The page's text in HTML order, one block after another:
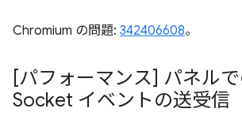
Chromium の問題: 342406608。
[パフォーマンス] パネル
Socket イベントの送受信